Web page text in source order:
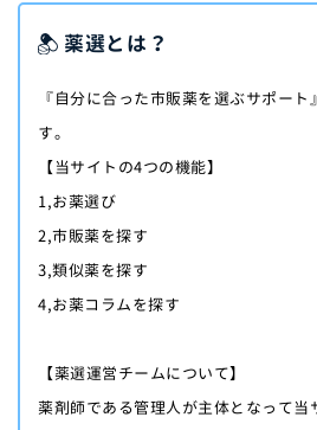
薬選とは？
『自分に合った市販薬を選ぶサポー
す。
【当サイトの4つの機能】
1,お薬選び
2,市販薬を探す
3,類似薬を探す
4,お薬コラムを探す
【薬選運営チームについて】
薬剤師である管理人が主体となって当